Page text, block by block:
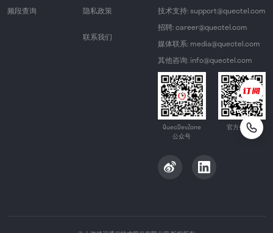
频段查询
隐私政策
联系我们
技术支持: support@quectel.com
招聘: career@quectel.com
媒体联系: media@quectel.com
其他咨询: info@quectel.com
QuecDevZone
公众号
官方公众号